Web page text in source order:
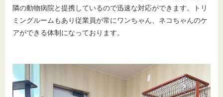
隣の動物病院と提携しているので迅速な対応ができます。トリ
ミングルームもあり従業員が常にワンちゃん、ネコちゃんのケ
アができる体制になっております。